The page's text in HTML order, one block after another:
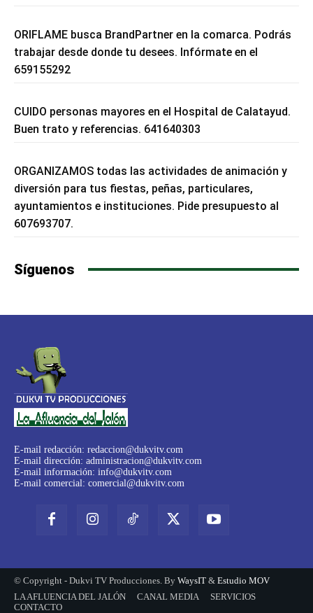
ORIFLAME busca BrandPartner en la comarca. Podrás
trabajar desde donde tu desees. Infórmate en el
659155292
CUIDO personas mayores en el Hospital de Calatayud.
Buen trato y referencias. 641640303
ORGANIZAMOS todas las actividades de animación y
diversión para tus fiestas, peñas, particulares,
ayuntamientos e instituciones. Pide presupuesto al
607693707.
Síguenos
E-mail redacción: redaccion@dukvitv.com
E-mail dirección: administracion@dukvitv.com
E-mail información: info@dukvitv.com
E-mail comercial: comercial@dukvitv.com
© Copyright - Dukvi TV Producciones. By WaysIT & Estudio MOV
LA AFLUENCIA DEL JALÓN
CANAL MEDIA
SERVICIOS
CONTACTO